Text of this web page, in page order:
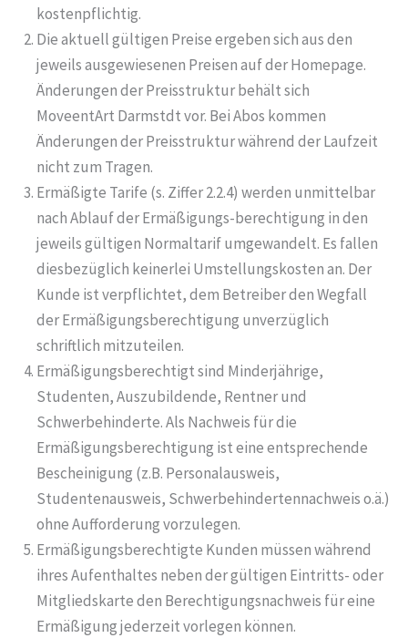
kostenpflichtig.
Die aktuell gültigen Preise ergeben sich aus den
jeweils ausgewiesenen Preisen auf der Homepage.
Änderungen der Preisstruktur behält sich
MoveentArt Darmstdt vor. Bei Abos kommen
Änderungen der Preisstruktur während der Laufzeit
nicht zum Tragen.
Ermäßigte Tarife (s. Ziffer 2.2.4) werden unmittelbar
nach Ablauf der Ermäßigungs-berechtigung in den
jeweils gültigen Normaltarif umgewandelt. Es fallen
diesbezüglich keinerlei Umstellungskosten an. Der
Kunde ist verpflichtet, dem Betreiber den Wegfall
der Ermäßigungsberechtigung unverzüglich
schriftlich mitzuteilen.
Ermäßigungsberechtigt sind Minderjährige,
Studenten, Auszubildende, Rentner und
Schwerbehinderte. Als Nachweis für die
Ermäßigungsberechtigung ist eine entsprechende
Bescheinigung (z.B. Personalausweis,
Studentenausweis, Schwerbehindertennachweis o.ä.)
ohne Aufforderung vorzulegen.
Ermäßigungsberechtigte Kunden müssen während
ihres Aufenthaltes neben der gültigen Eintritts- oder
Mitgliedskarte den Berechtigungsnachweis für eine
Ermäßigung jederzeit vorlegen können.